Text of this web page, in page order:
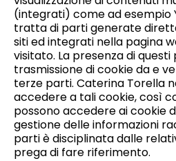
(integrati) come ad esempio
tratta di parti generate
siti ed integrati nella pagina
visitato. La presenza di
trasmissione di cookie da e
terze parti. Caterina Torella
accedere a tali cookie, così
possono accedere ai cookie
gestione delle informazioni
parti è disciplinata dalle
prega di fare riferimento.